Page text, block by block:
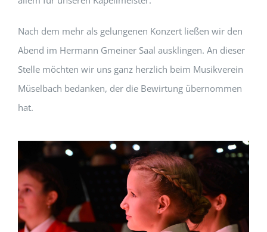
Nach dem mehr als gelungenen Konzert ließen wir den
Abend im Hermann Gmeiner Saal ausklingen. An dieser
Stelle möchten wir uns ganz herzlich beim Musikverein
Müselbach bedanken, der die Bewirtung übernommen
hat.